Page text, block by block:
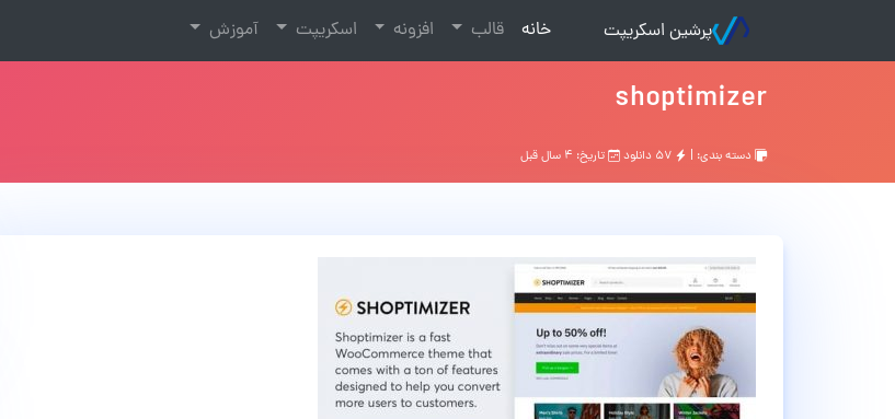
پرشین اسکریپت خانه
(current) قالب افزونه اسکریپت آموزش
shoptimizer
دسته بندی: | تاریخ: ۴ سال قبل